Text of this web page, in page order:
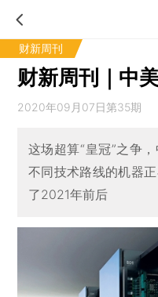
财新周刊
财新周刊｜中
2020年09月07日第35期
这场超算“皇冠”之争
不同技术路线的机器
了2021年前后